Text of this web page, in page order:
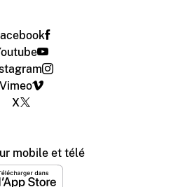
Vimeo
X
mobile et télé